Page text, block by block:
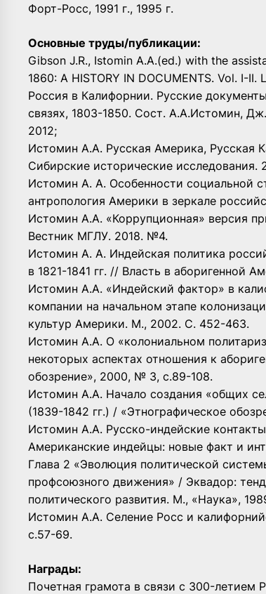
Форт-Росс, 1991 г., 1995 г.
Основные труды/публикации:
Gibson J.R., Istomin A.A.(ed.) with the
1860: A HISTORY IN DOCUMENTS. Vol. I-
Россия в Калифорнии. Русские
связях, 1803-1850. Сост. А.А.Истомин,
2012;
Истомин А.А. Русская Америка, Русская
Сибирские исторические исследования.
Истомин А. А. Особенности социальной
антропология Америки в зеркале
Истомин А.А. «Коррупционная» версия
Вестник МГЛУ. 2018. №4.
Истомин А. А. Индейская политика
в 1821-1841 гг. // Власть в аборигенной
Истомин А.А. «Индейский фактор» в
компании на начальном этапе
культур Америки. М., 2002. С. 452-463.
Истомин А.А. О «колониальном
некоторых аспектах отношения к
обозрение», 2000, № 3, с.89-108.
Истомин А.А. Начало создания «общих
(1839-1842 гг.) / «Этнографическое
Истомин А.А. Русско-индейские
Американские индейцы: новые факт и
Глава 2 «Эволюция политической
профсоюзного движения» / Эквадор:
политического развития. М., «Наука»,
Истомин А.А. Селение Росс и
с.57-69.
Награды:
Почетная грамота в связи с 300-летием